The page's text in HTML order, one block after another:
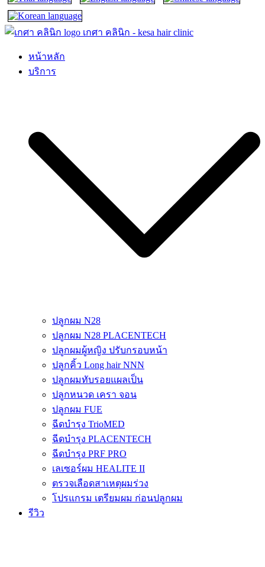
เกศา คลินิก – kesa hair clinic
kesa hair ปลูกผม ปลูกคิ้ว รักษาผมร่วง ผมบาง
หน้าหลัก
บริการ
ปลูกผม N28
ปลูกผม N28 PLACENTECH
ปลูกผมผู้หญิง ปรับกรอบหน้า
ปลูกคิ้ว Long hair NNN
ปลูกผมทับรอยแผลเป็น
ปลูกหนวด เครา จอน
ปลูกผม FUE
ฉีดบำรุง TrioMED
ฉีดบำรุง PLACENTECH
ฉีดบำรุง PRF PRO
เลเซอร์ผม HEALITE II
ตรวจเลือดสาเหตุผมร่วง
โปรแกรม เตรียมผม ก่อนปลูกผม
รีวิว